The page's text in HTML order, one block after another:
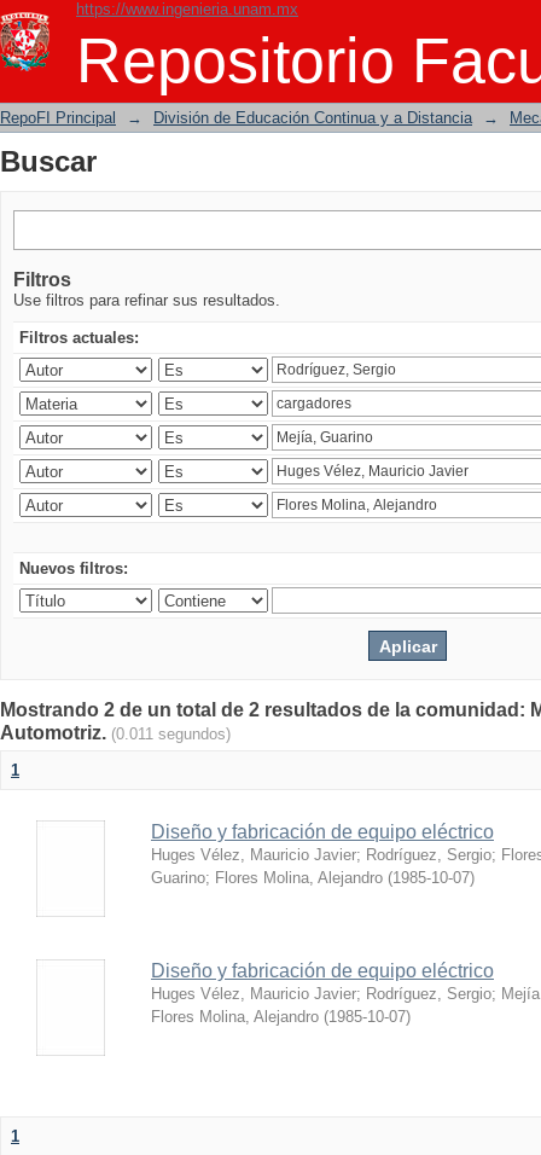
https://www.ingenieria.unam.mx
Repositorio
Buscar
RepoFI Principal → División de Educación Continua y a Distancia →
Buscar
Filtros
Use filtros para refinar sus resultados.
Filtros actuales:
Nuevos filtros:
Mostrando 2 de un total de 2 resultados de la comunidad:
Automotriz. (0.011 segundos)
1
Diseño y fabricación de equipo eléctrico
Huges Vélez, Mauricio Javier; Rodríguez, Sergio;
Guarino; Flores Molina, Alejandro (1985-10-07)
Diseño y fabricación de equipo eléctrico
Huges Vélez, Mauricio Javier; Rodríguez, Sergio;
Flores Molina, Alejandro (1985-10-07)
1